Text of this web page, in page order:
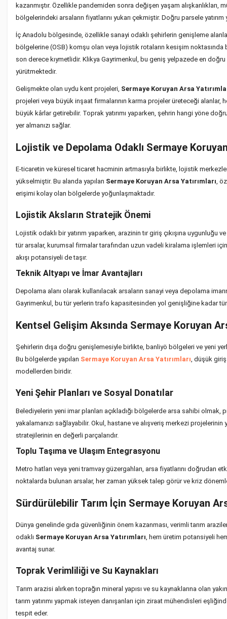
kazanmıştır. Özellikle pandemiden sonra değişen yaşam alışkanlıkları,
bölgelerindeki arsaların fiyatlarını yukarı çekmiştir. Doğru parsele
İç Anadolu bölgesinde, özellikle sanayi odaklı şehirlerin genişleme
bölgelerine (OSB) komşu olan veya lojistik rotaların kesişim noktasında
son derece kıymetlidir. Klikya Gayrimenkul, bu geniş yelpazede en doğru
yürütmektedir.
Gelişmekte olan uydu kent projeleri, Sermaye Koruyan Arsa
projeleri veya büyük inşaat firmalarının karma projeler üreteceği alanlar,
büyük kârlar getirebilir. Toprak yatırımı yaparken, şehrin hangi yöne
yer almanızı sağlar.
Lojistik ve Depolama Odaklı Sermaye
E-ticaretin ve küresel ticaret hacminin artmasıyla birlikte, lojistik
yükselmiştir. Bu alanda yapılan Sermaye Koruyan Arsa Yatırımları ,
erişimi kolay olan bölgelerde yoğunlaşmaktadır.
Lojistik Aksların Stratejik Önemi
Lojistik odaklı bir yatırım yaparken, arazinin tır giriş çıkışına uygunluğu
tür arsalar, kurumsal firmalar tarafından uzun vadeli kiralama işlemleri
akışı potansiyeli de taşır.
Teknik Altyapı ve İmar Avantajları
Depolama alanı olarak kullanılacak arsaların sanayi veya depolama
Gayrimenkul, bu tür yerlerin trafo kapasitesinden yol genişliğine kadar
Kentsel Gelişim Aksında Sermaye Koruyan
Şehirlerin dışa doğru genişlemesiyle birlikte, banliyö bölgeleri ve yeni
Bu bölgelerde yapılan Sermaye Koruyan Arsa Yatırımları , düşük
modellerden biridir.
Yeni Şehir Planları ve Sosyal Donatılar
Belediyelerin yeni imar planları açıkladığı bölgelerde arsa sahibi olmak,
yakalamanızı sağlayabilir. Okul, hastane ve alışveriş merkezi
stratejilerinin en değerli parçalarıdır.
Toplu Taşıma ve Ulaşım Entegrasyonu
Metro hatları veya yeni tramvay güzergahları, arsa fiyatlarını doğrudan
noktalarda bulunan arsalar, her zaman yüksek talep görür ve kriz
Sürdürülebilir Tarım İçin Sermaye Koruyan
Dünya genelinde gıda güvenliğinin önem kazanması, verimli tarım
odaklı Sermaye Koruyan Arsa Yatırımları , hem üretim potansiyeli
avantaj sunar.
Toprak Verimliliği ve Su Kaynakları
Tarım arazisi alırken toprağın mineral yapısı ve su kaynaklarına olan
tarım yatırımı yapmak isteyen danışanları için ziraat mühendisleri
tespit eder.